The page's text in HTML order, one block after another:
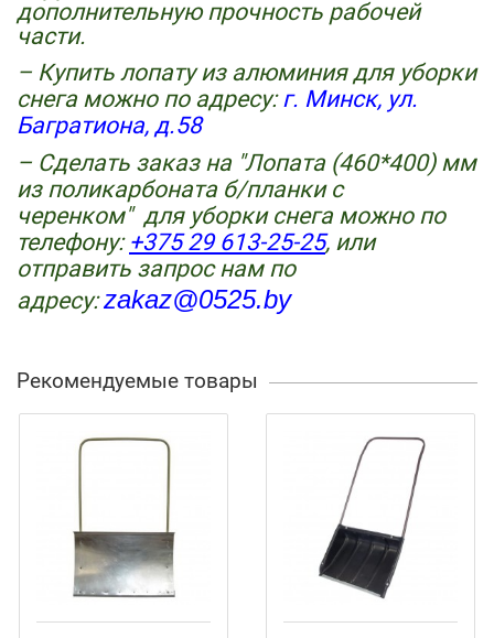
дополнительную прочность рабочей
части.
– Купить лопату из алюминия для уборки
снега можно по адресу:г. Минск, ул.
Багратиона, д.58
– Сделать заказ на "Лопата (460*400) мм
из поликарбоната б/планки с
черенком" для уборки снега можно по
телефону: +375 29 613-25-25, или
отправить запрос нам по
адресу: zakaz@0525.by
Рекомендуемые товары